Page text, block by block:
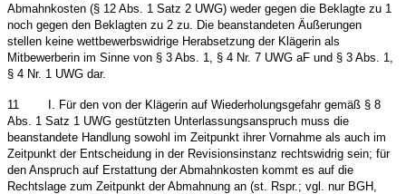
Abmahnkosten (§ 12 Abs. 1 Satz 2 UWG) weder gegen die Beklagte zu 1
noch gegen den Beklagten zu 2 zu. Die beanstandeten Äußerungen
stellen keine wettbewerbswidrige Herabsetzung der Klägerin als
Mitbewerberin im Sinne von § 3 Abs. 1, § 4 Nr. 7 UWG aF und § 3 Abs. 1,
§ 4 Nr. 1 UWG dar.
11
I. Für den von der Klägerin auf Wiederholungsgefahr gemäß § 8
Abs. 1 Satz 1 UWG gestützten Unterlassungsanspruch muss die
beanstandete Handlung sowohl im Zeitpunkt ihrer Vornahme als auch im
Zeitpunkt der Entscheidung in der Revisionsinstanz rechtswidrig sein; für
den Anspruch auf Erstattung der Abmahnkosten kommt es auf die
Rechtslage zum Zeitpunkt der Abmahnung an (st. Rspr.; vgl. nur BGH,